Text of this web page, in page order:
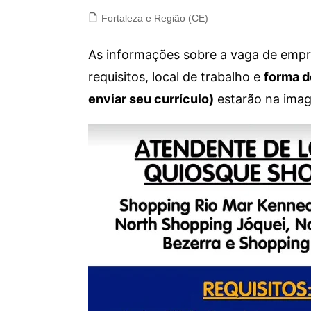
Fortaleza e Região (CE)
As informações sobre a vaga de
requisitos, local de trabalho e forma
enviar seu currículo) estarão na